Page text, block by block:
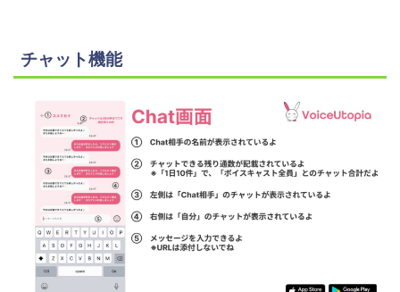
チャット機能